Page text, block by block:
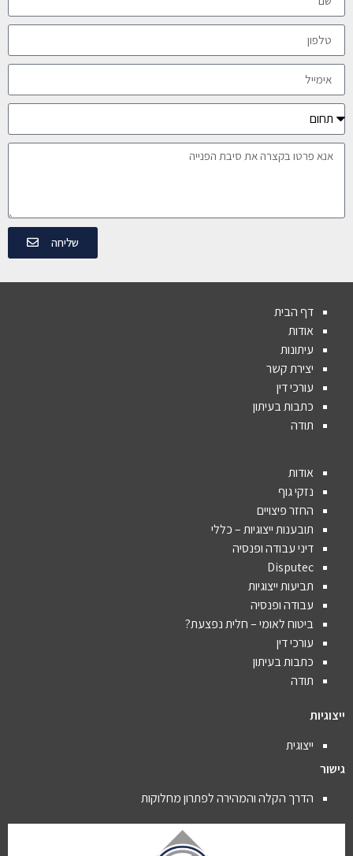
שליחה
דף הבית
אודות
עיתונות
יצירת קשר
עורכי דין
כתבות בעיתון
תודה
אודות
נזקי גוף
החזר פיצויים
תובענות ייצוגיות – כללי
דיני עבודה ופנסיה
Disputec
תביעות ייצוגיות
עבודה ופנסיה
ביטוח לאומי – חלית נפצעת?
עורכי דין
כתבות בעיתון
תודה
ייצוגיות
ייצוגית
גישור
הדרך הקלה והמהירה לפתרון מחלוקות